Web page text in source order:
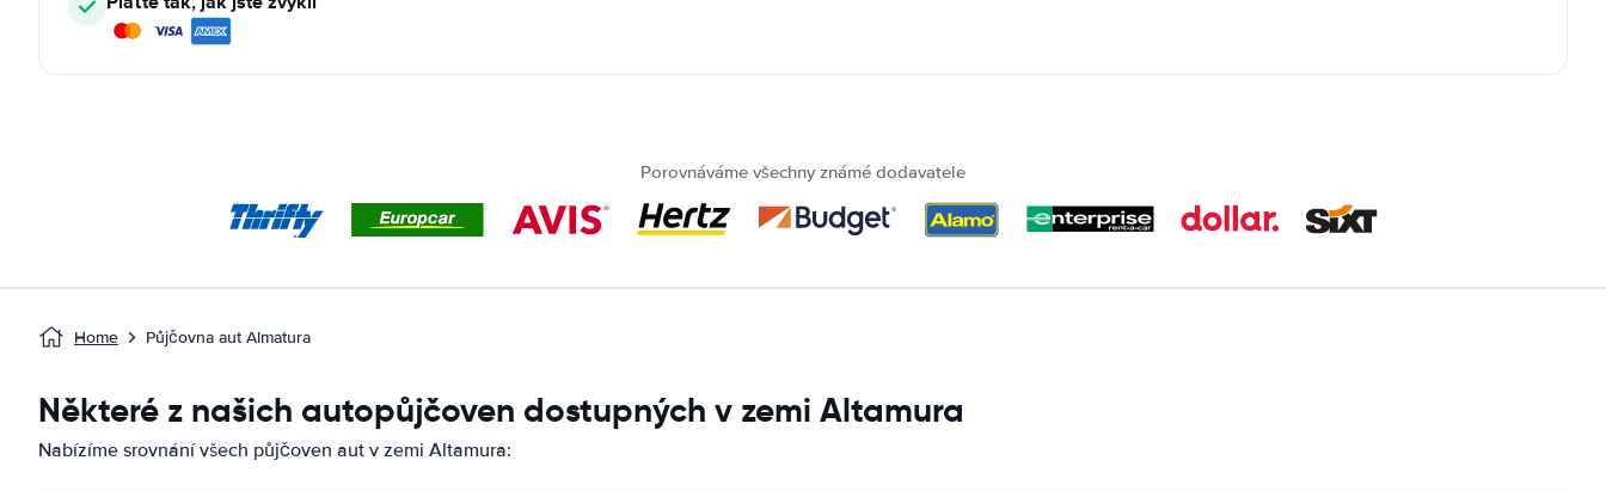
Porovnáváme všechny známé dodavatele
Home Půjčovna aut Almatura
Některé z našich autopůjčoven dostupných v zemi Altamura
Nabízíme srovnání všech půjčoven aut v zemi Altamura: